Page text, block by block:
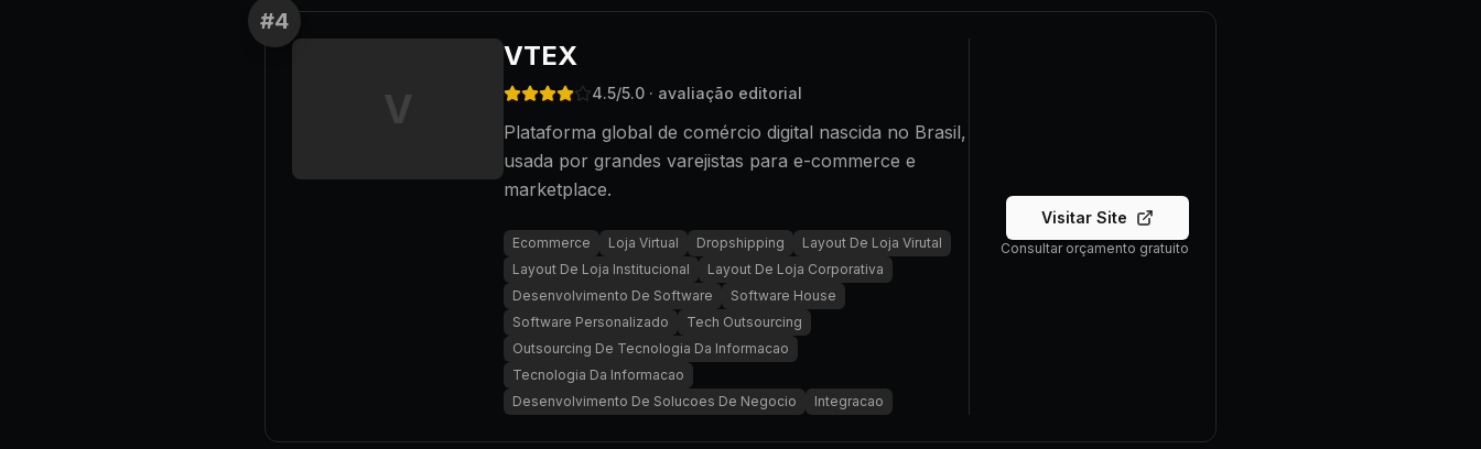
#4
V
VTEX
4.5/5.0 · avaliação editorial
Plataforma global de comércio digital nascida no Brasil,
usada por grandes varejistas para e-commerce e
marketplace.
Ecommerce Loja Virtual Dropshipping
Layout De Loja Virutal
Layout De Loja Institucional
Layout De Loja Corporativa
Desenvolvimento De Software
Software House
Software Personalizado
Tech Outsourcing
Outsourcing De Tecnologia Da Informacao
Tecnologia Da Informacao
Desenvolvimento De Solucoes De Negocio
Integracao
Visitar Site
Consultar orçamento gratuito